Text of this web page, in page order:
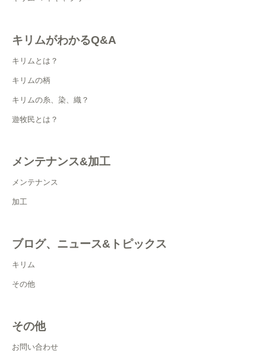
キリムがわかるQ&A
キリムとは？
キリムの柄
キリムの糸、染、織？
遊牧民とは？
メンテナンス&加工
メンテナンス
加工
ブログ、ニュース&トピックス
キリム
その他
その他
お問い合わせ